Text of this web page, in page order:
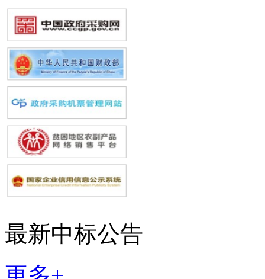
最新中标公告